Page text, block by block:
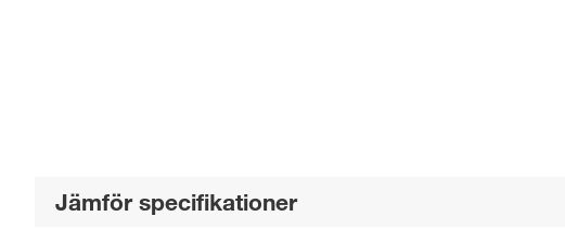
Jämför specifikationer